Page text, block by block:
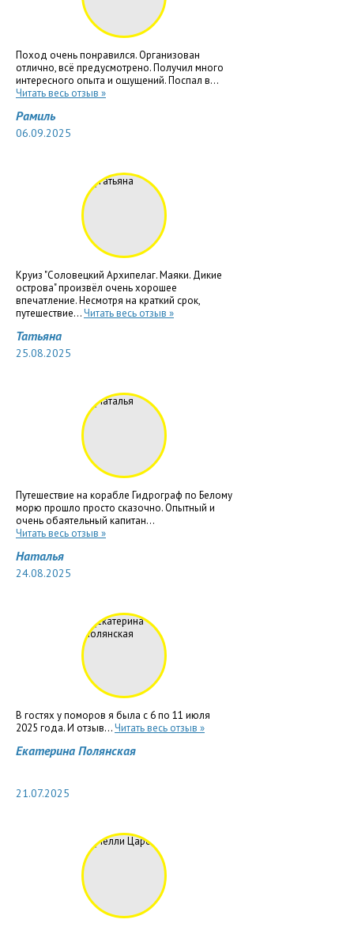
Поход очень понравился. Организован
отлично, всё предусмотрено. Получил много
интересного опыта и ощущений. Поспал в...
Читать весь отзыв »
Рамиль
06.09.2025
Круиз "Соловецкий Архипелаг. Маяки. Дикие
острова" произвёл очень хорошее
впечатление. Несмотря на краткий срок,
путешествие...Читать весь отзыв »
Татьяна
25.08.2025
Путешествие на корабле Гидрограф по Белому
морю прошло просто сказочно. Опытный и
очень обаятельный капитан...
Читать весь отзыв »
Наталья
24.08.2025
В гостях у поморов я была с 6 по 11 июля
2025 года. И отзыв...Читать весь отзыв »
Екатерина Полянская
21.07.2025